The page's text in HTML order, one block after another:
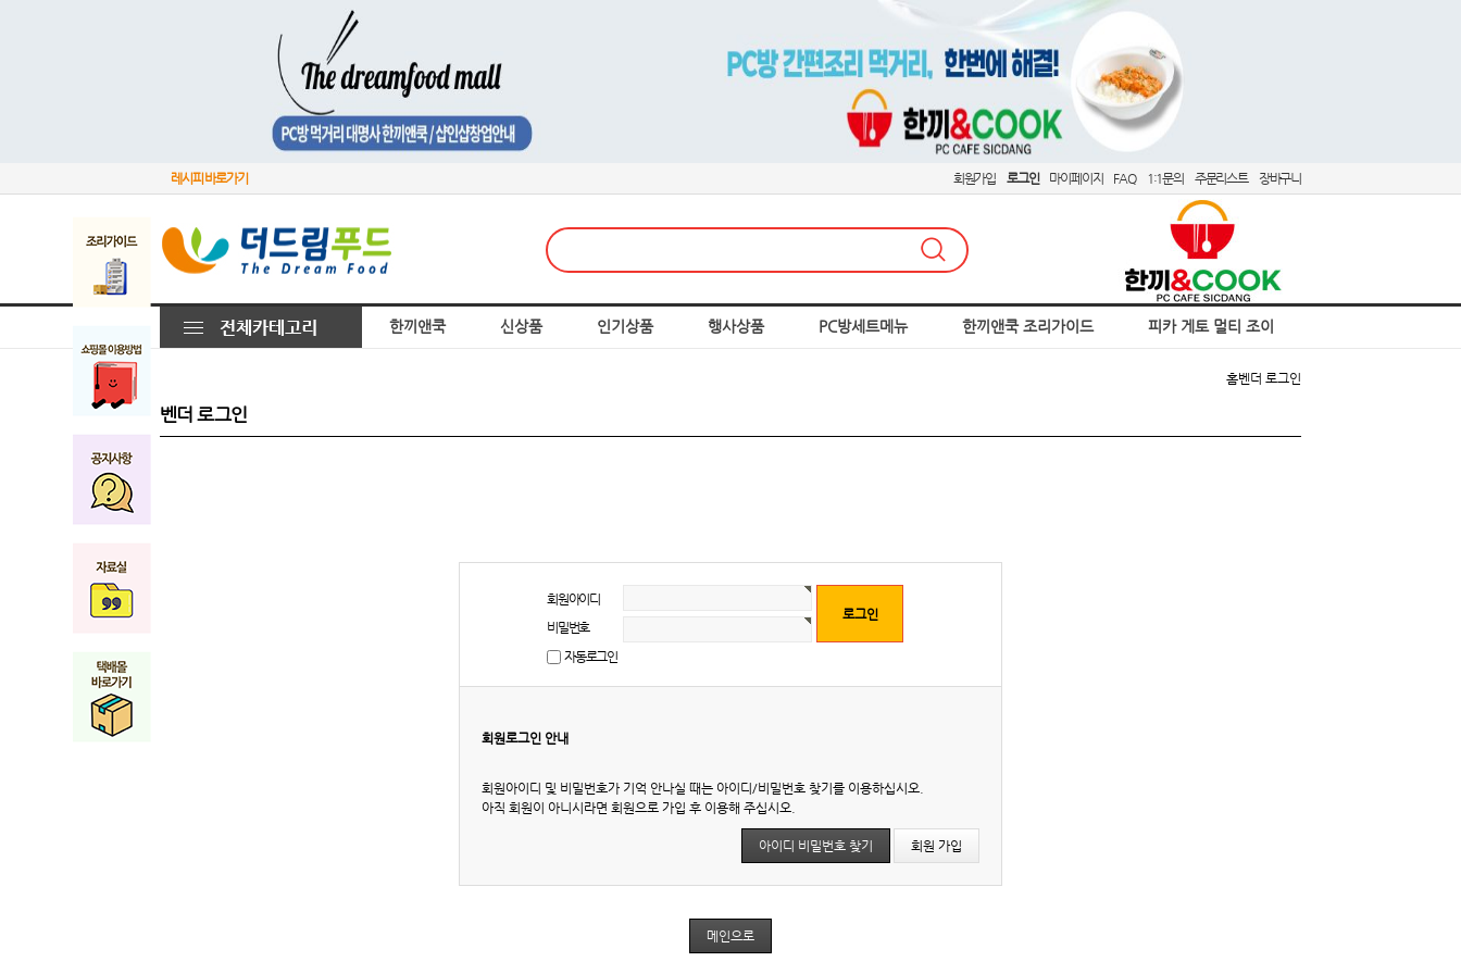
레시피 바로가기 회원가입 로그인 마이페이지 FAQ 1:1문의 주문리스트 장바구니
한끼앤쿡 신상품 인기상품 행사상품 PC방세트메뉴 한끼앤쿡 조리가이드 피카 게토 멀티 조이
홈벤더 로그인
벤더 로그인
회원아이디
비밀번호
자동로그인
회원로그인 안내
회원아이디 및 비밀번호가 기억 안나실 때는 아이디/비밀번호 찾기를 이용하십시오.
아직 회원이 아니시라면 회원으로 가입 후 이용해 주십시오.
아이디 비밀번호 찾기 회원 가입
메인으로